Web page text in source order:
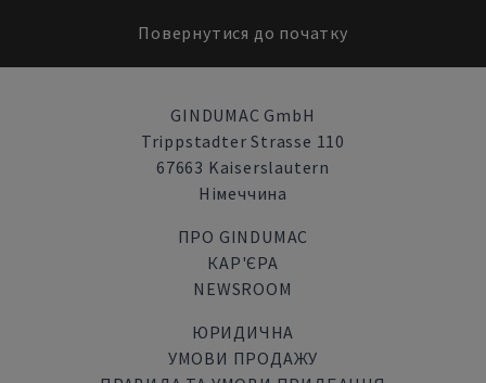
Повернутися до початку
GINDUMAC GmbH
Trippstadter Strasse 110
67663 Kaiserslautern
Німеччина
ПРО GINDUMAC
КАР'ЄРА
NEWSROOM
ЮРИДИЧНА
УМОВИ ПРОДАЖУ